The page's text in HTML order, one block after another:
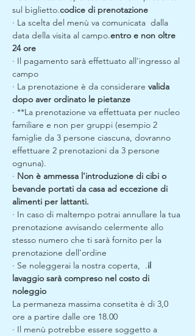
sul biglietto.codice di prenotazione
· La scelta del menù va comunicata dalla
data della visita al campo.entro e non oltre
24 ore
· Il pagamento sarà effettuato all'ingresso al
campo
· La prenotazione è da considerare valida
dopo aver ordinato le pietanze
· **La prenotazione va effettuata per nucleo
familiare e non per gruppi (esempio 2
famiglie da 3 persone ciascuna, dovranno
effettuare 2 prenotazioni da 3 persone
ognuna).
· Non è ammessa l'introduzione di cibi o
bevande portati da casa ad eccezione di
alimenti per lattanti.
· In caso di maltempo potrai annullare la tua
prenotazione avvisando celermente allo
stesso numero che ti sarà fornito per la
prenotazione dell'ordine
· Se noleggerai la nostra coperta, .il
lavaggio sarà compreso nel costo di
noleggio
La permaneza massima consetita è di 3,0
ore a partire dalle ore 18.00
· Il menù potrebbe essere soggetto a